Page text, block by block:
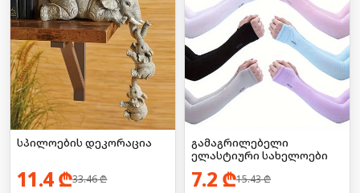
სპილოების დეკორაცია
11.4₾33.46₾
გამაგრილებელი
ელასტიური სახელოები
7.2 ₾15.43₾